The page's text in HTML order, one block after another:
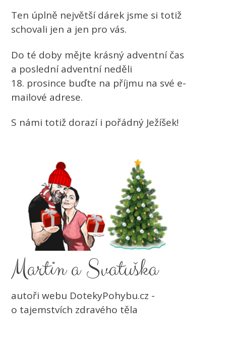
Ten úplně největší dárek jsme si totiž
schovali jen a jen pro vás.
Do té doby mějte krásný adventní čas
a poslední adventní neděli
18. prosince buďte na příjmu na své e-
mailové adrese.
S námi totiž dorazí i pořádný Ježíšek!
Martin a Svatuška
autoři webu DotekyPohybu.cz -
o tajemstvích zdravého těla